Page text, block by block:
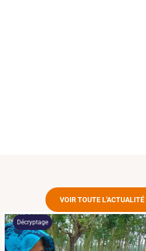
VOIR TOUTE L'ACTUALITÉ
Décryptage